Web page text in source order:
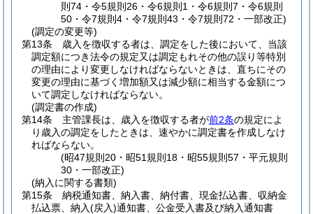
則74・令5規則26・令6規則1・令6規則7・令6規則
50・令7規則4・令7規則43・令7規則72・一部改正)
(調定の変更等)
第13条
歳入を徴収する者は、調定をした後において、当該
調定額につき法令の規定又は調定もれその他の誤り等特別
の理由により変更しなければならないときは、直ちにその
変更の理由に基づく増加額又は減少額に相当する金額につ
いて調定しなければならない。
(調定書の作成)
第14条
主管課長は、歳入を徴収する者が前2条の規定によ
り歳入の調定をしたときは、速やかに調定書を作成しなけ
ればならない。
(昭47規則20・昭51規則18・昭55規則57・平元規則
30・一部改正)
(納入に関する書類)
第15条
納税通知書、納入書、納付書、現金払込書、収納金
払込票、納入(戻入)通知書、公金受入書及び納入通知書